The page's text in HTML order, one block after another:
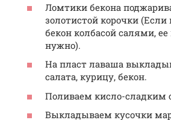
Ломтики бекона
золотистой корочки
бекон колбасой салями,
нужно).
На пласт лаваша
салата, курицу, бекон.
Поливаем кисло-сладким
Выкладываем кусочки